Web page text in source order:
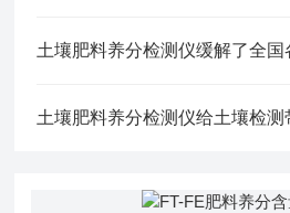
土壤肥料养分检测仪给土壤检测